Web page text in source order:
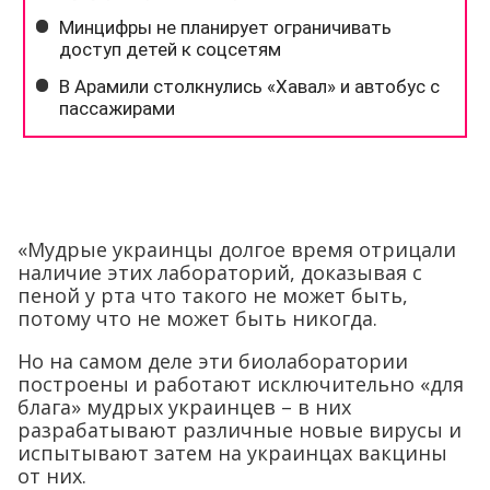
«Мудрые украинцы долгое время отрицали
наличие этих лабораторий, доказывая с
пеной у рта что такого не может быть,
потому что не может быть никогда.
Но на самом деле эти биолаборатории
построены и работают исключительно «для
блага» мудрых украинцев – в них
разрабатывают различные новые вирусы и
испытывают затем на украинцах вакцины
от них.